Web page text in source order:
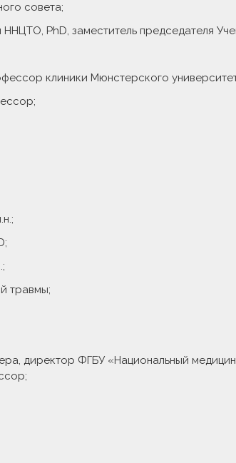
совета;
PhD, заместитель председателя
клиники Мюнстерского
травмы;
директор ФГБУ «Национальный